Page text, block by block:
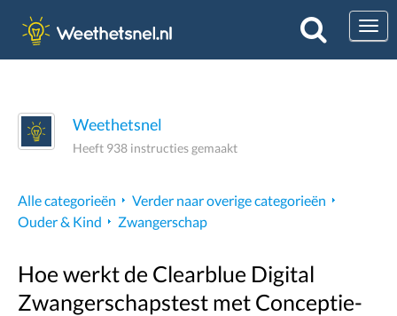
Weethetsnel
Heeft 938 instructies gemaakt
Alle categorieën
Verder naar overige categorieën
Ouder & Kind
Zwangerschap
Hoe werkt de Clearblue Digital
Zwangerschapstest met Conceptie-